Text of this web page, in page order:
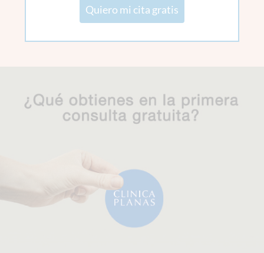
Quiero mi cita gratis